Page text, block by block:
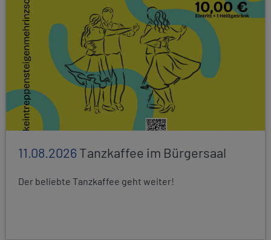
11.08.2026Tanzkaffee im Bürgersaal
Der beliebte Tanzkaffee geht weiter!